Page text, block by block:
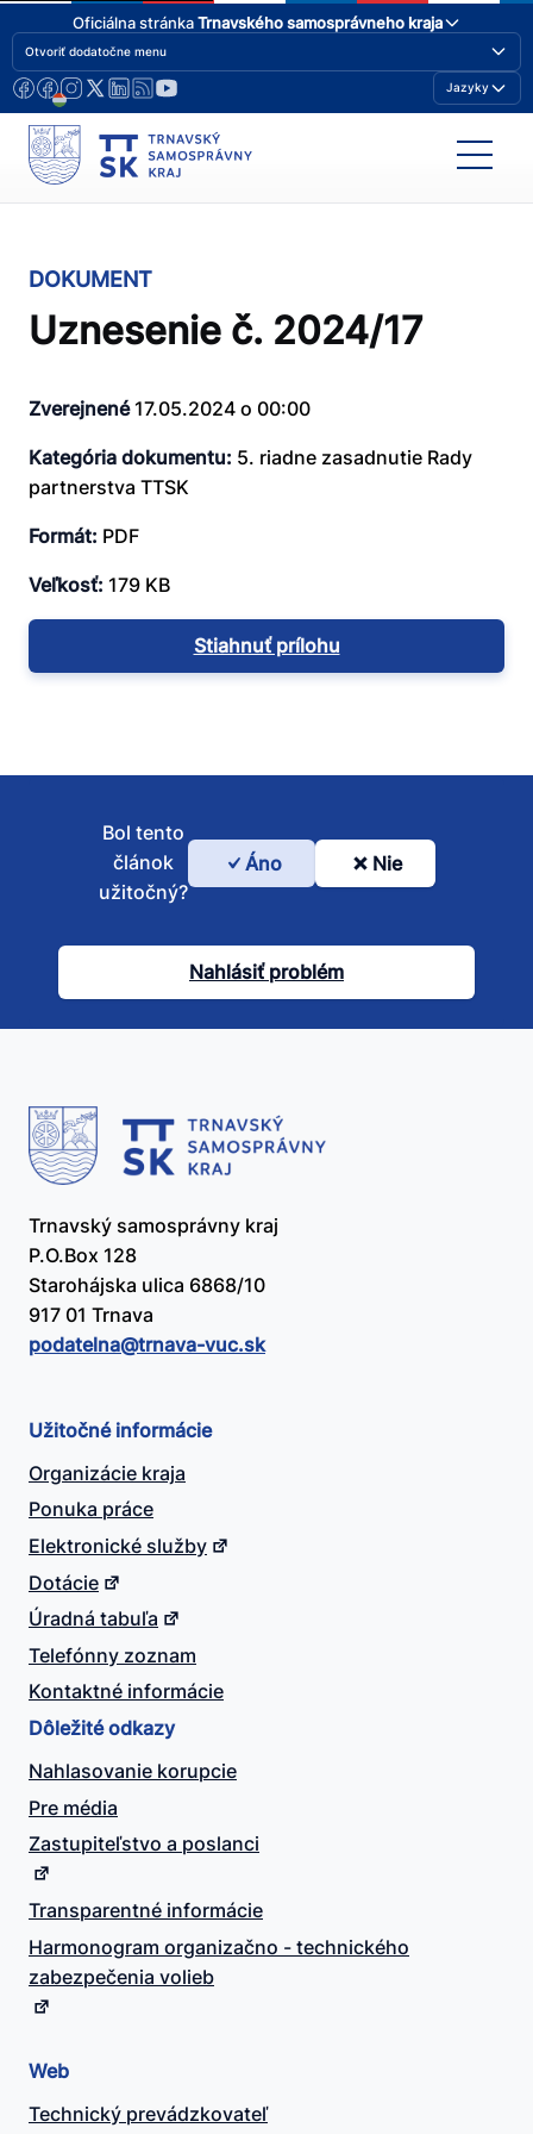
Oficiálna stránkaTrnavského samosprávneho kraja
Otvoriť dodatočne menu
Jazyky
DOKUMENT
Uznesenie č. 2024/17
Zverejnené17.05.2024 o 00:00
Kategória dokumentu: 5. riadne zasadnutie Rady
partnerstva TTSK
Formát: PDF
Veľkosť: 179 KB
Stiahnuť prílohu
Bol
článok
užitočný?
Bol tento
článok
užitočný?
Áno Nie
Nahlásiť problém
Trnavský samosprávny kraj
P.O.Box 128
Starohájska ulica 6868/10
917 01 Trnava
podatelna@​trnava-vuc.sk
Užitočné informácie
Organizácie kraja
Ponuka práce
Elektronické služby
Dotácie
Úradná tabuľa
Telefónny zoznam
Kontaktné informácie
Dôležité odkazy
Nahlasovanie korupcie
Pre média
Zastupiteľstvo a poslanci
Transparentné informácie
Harmonogram organizačno - technického
zabezpečenia volieb
Web
Technický prevádzkovateľ